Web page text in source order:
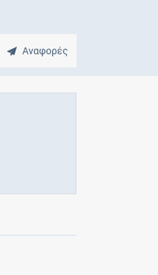
Αναφορές